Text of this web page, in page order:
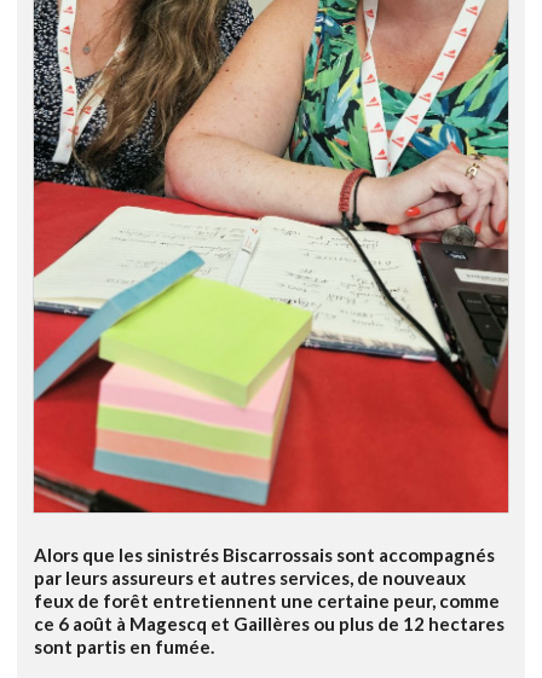
Alors que les sinistrés Biscarrossais sont accompagnés
par leurs assureurs et autres services, de nouveaux
feux de forêt entretiennent une certaine peur, comme
ce 6 août à Magescq et Gaillères ou plus de 12 hectares
sont partis en fumée.